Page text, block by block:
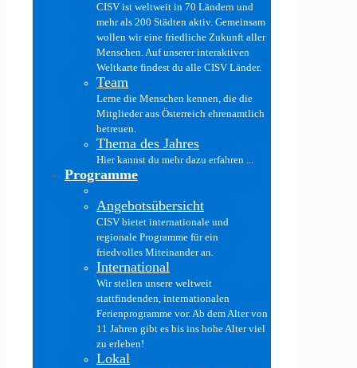
CISV ist weltweit in 70 Ländern und
mehr als 200 Städten aktiv. Gemeinsam
wollen wir eine friedliche Zukunft aller
Menschen. Auf unserer interaktiven
Weltkarte findest du alle CISV Länder.
Team
Lerne die Menschen kennen, die die
Mitglieder aus Österreich ehrenamtlich
betreuen.
Thema des Jahres
Hier kannst du mehr dazu erfahren ...
Programme
Angebotsübersicht
CISV bietet internationale und
regionale Programme für ein
friedvolles Miteinander an.
International
Wir stellen unsere weltweit
stattfindenden, internationalen
Ferienprogramme vor. Ab dem Alter von
11 Jahren gibt es bis ins hohe Alter viel
zu erleben!
Lokal